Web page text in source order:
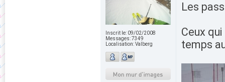
Inscrit le: 09/02/2008
Messages:7349
Localisation:Valberg
Les
Ceux
temps